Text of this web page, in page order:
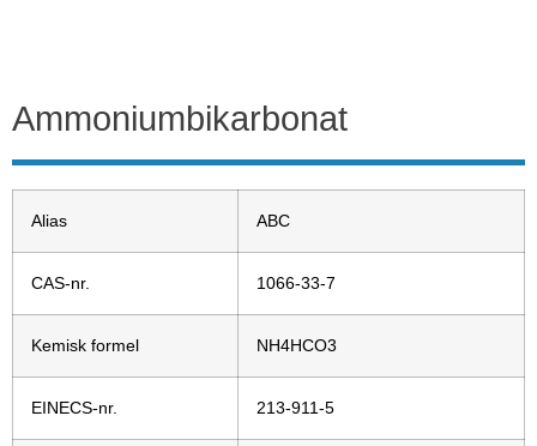
Ammoniumbikarbonat
Alias ABC
CAS-nr. 1066-33-7
Kemisk formel NH4HCO3
EINECS-nr. 213-911-5